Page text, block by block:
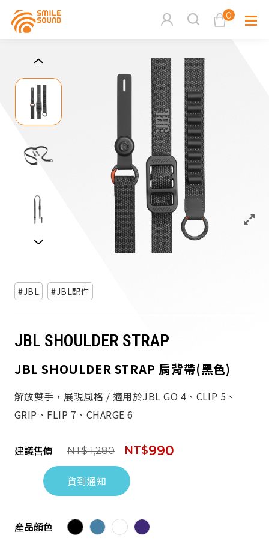
0
查看購物車
商品分類查詢
請選擇商品分類
請選擇分類
搜尋
劇院系
JBL JBL配件
JBL SHOULDER STRAP
JBL SHOULDER STRAP 肩背帶(黑色)
解放雙手，展現風格 / 適用於JBL GO 4、CLIP 5、
GRIP、FLIP 7、CHARGE 6
建議售價 NT$ 1,280 NT$990
貨到通知
產品顏色